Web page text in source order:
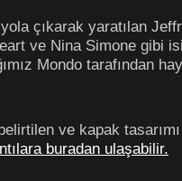
çıkarak yaratılan
ve Nina Simone gibi
Mondo
belirtilen ve kapak
buradan ulaşabilir.